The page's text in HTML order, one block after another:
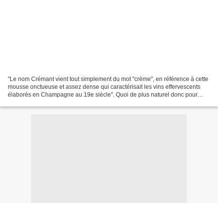
"Le nom Crémant vient tout simplement du mot "crème", en référence à cette
mousse onctueuse et assez dense qui caractérisait les vins effervescents
élaborés en Champagne au 19e siècle". Quoi de plus naturel donc pour